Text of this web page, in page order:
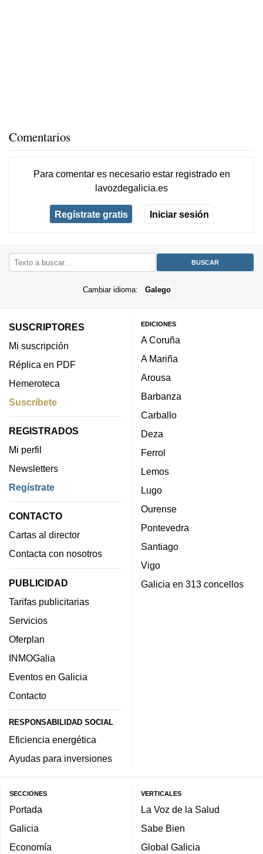
Comentarios
Para comentar es necesario estar registradoen
lavozdegalicia.es
Regístrate gratis Iniciar sesión
Cambiar idioma: Galego
SUSCRIPTORES
Mi suscripción
Réplica en PDF
Hemeroteca
Suscríbete
REGISTRADOS
Mi perfil
Newsletters
Regístrate
CONTACTO
Cartas al director
Contacta con nosotros
PUBLICIDAD
Tarifas publicitarias
Servicios
Oferplan
INMOGalia
Eventos en Galicia
Contacto
RESPONSABILIDAD SOCIAL
Eficiencia energética
Ayudas para inversiones
EDICIONES
A Coruña
A Mariña
Arousa
Barbanza
Carballo
Deza
Ferrol
Lemos
Lugo
Ourense
Pontevedra
Santiago
Vigo
Galicia en 313 concellos
SECCIONES
Portada
Galicia
Economía
VERTICALES
La Voz de la Salud
Sabe Bien
Global Galicia